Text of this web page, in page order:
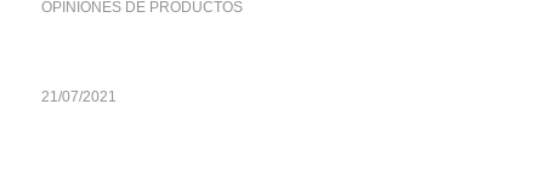
OPINIONES DE PRODUCTOS
21/07/2021